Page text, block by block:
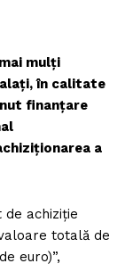
mulți
în calitate
finanţare
a
achiziţie
totală de
euro)”,